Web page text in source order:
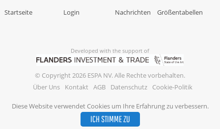
Diese Website verwendet Cookies um Ihre Erfahrung zu verbessern.
ICH STIMME ZU
Startseite Login Nachrichten Größentabellen
Developed with the support of
© Copyright 2026 ESPA NV. Alle Rechte vorbehalten.
Über Uns
Kontakt AGB Datenschutz Cookie-Politik